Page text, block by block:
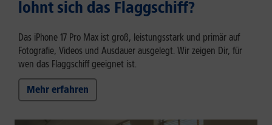
lohnt sich das Flaggschiff?
Das iPhone 17 Pro Max ist groß, leistungsstark und primär auf
Fotografie, Videos und Ausdauer ausgelegt. Wir zeigen Dir, für
wen das Flaggschiff geeignet ist.
Mehr erfahren